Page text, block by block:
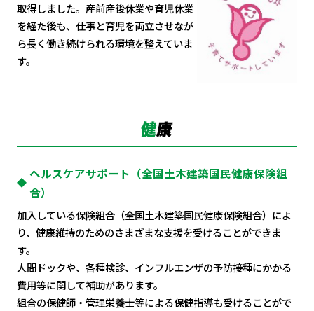
取得しました。産前産後休業や育児休業
を経た後も、仕事と育児を両立させなが
ら長く働き続けられる環境を整えていま
す。
ヘルスケアサポート（全国土木建築国民健康保険組
合）
加入している保険組合（全国土木建築国民健康保険組合）によ
り、 健康維持のためのさまざまな支援を受けることができま
す。
人間ドックや、各種検診、インフルエンザの予防接種にかかる
費用等に関して補助があります。
組合の保健師・管理栄養士等による保健指導も受けることがで